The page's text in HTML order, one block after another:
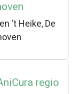
't Heike, De
regio